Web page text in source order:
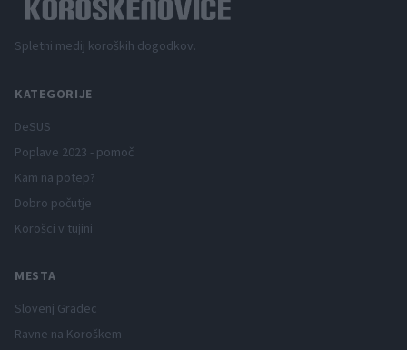
Spletni medij koroških dogodkov.
KATEGORIJE
DeSUS
Poplave 2023 - pomoč
Kam na potep?
Dobro počutje
Korošci v tujini
MESTA
Slovenj Gradec
Ravne na Koroškem